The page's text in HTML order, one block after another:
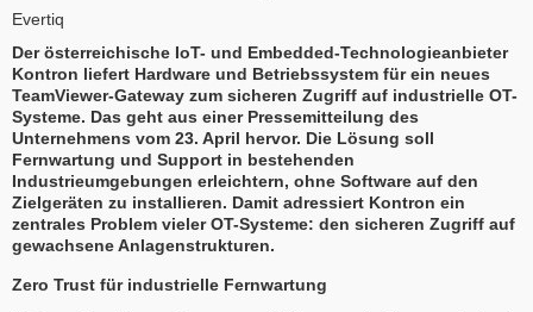
Evertiq
Der österreichische IoT- und Embedded-Technologieanbieter
Kontron liefert Hardware und Betriebssystem für ein neues
TeamViewer-Gateway zum sicheren Zugriff auf industrielle OT-
Systeme. Das geht aus einer Pressemitteilung des
Unternehmens vom 23. April hervor. Die Lösung soll
Fernwartung und Support in bestehenden
Industrieumgebungen erleichtern, ohne Software auf den
Zielgeräten zu installieren. Damit adressiert Kontron ein
zentrales Problem vieler OT-Systeme: den sicheren Zugriff auf
gewachsene Anlagenstrukturen.
Zero Trust für industrielle Fernwartung